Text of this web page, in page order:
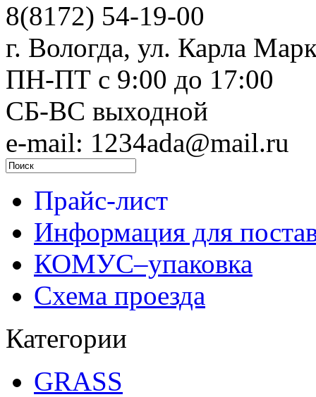
8(8172) 54-19-00
г. Вологда, ул. Карла
ПН-ПТ c 9:00 до 17:00
СБ-ВС выходной
e-mail: 1234ada@mail.ru
Прайс-лист
Информация для
КОМУС–упаковка
Схема проезда
Категории
GRASS